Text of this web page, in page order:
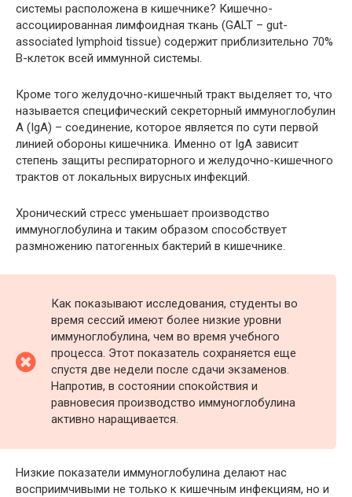
системы расположена в кишечнике? Кишечно-
ассоциированная лимфоидная ткань (GALT – gut-
associated lymphoid tissue) содержит приблизительно 70%
В-клеток всей иммунной системы.
Кроме того желудочно-кишечный тракт выделяет то, что
называется специфический секреторный иммуноглобулин
А (IgA) – соединение, которое является по сути первой
линией обороны кишечника. Именно от IgA зависит
степень защиты респираторного и желудочно-кишечного
трактов от локальных вирусных инфекций.
Хронический стресс уменьшает производство
иммуноглобулина и таким образом способствует
размножению патогенных бактерий в кишечнике.
Как показывают исследования, студенты во
время сессий имеют более низкие уровни
иммуноглобулина, чем во время учебного
процесса. Этот показатель сохраняется еще
спустя две недели после сдачи экзаменов.
Напротив, в состоянии спокойствия и
равновесия производство иммуноглобулина
активно наращивается.
Низкие показатели иммуноглобулина делают нас
восприимчивыми не только к кишечным инфекциям, но и